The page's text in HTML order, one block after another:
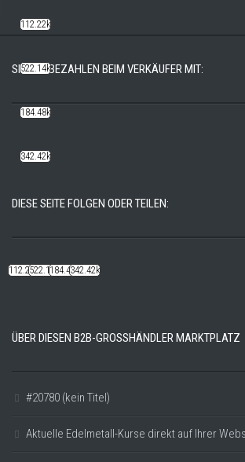
SICHER BEZAHLEN BEIM VERKÄUFER MIT:
DIESE SEITE FOLGEN ODER TEILEN:
112.22k522.14k184.48k342.42k
ÜBER DIESEN B2B-GROSSHÄNDLER MARKTPLATZ
#20780 (kein Titel)
Aktuelle Edelmetall-Kurse direkt auf Ihrer
112.22k
522.14k
184.48k
342.42k